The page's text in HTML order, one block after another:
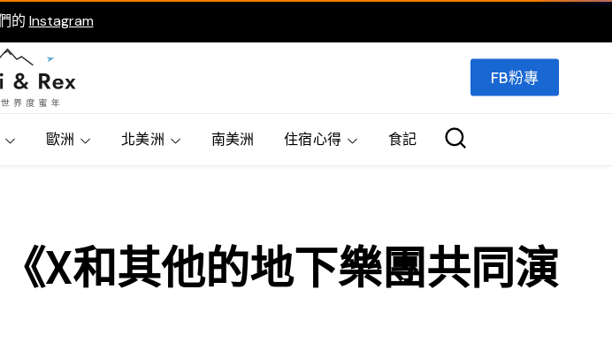
的 Instagram
FB粉專
歐洲 北美洲 南美洲 住宿心得 食記
X和其他的地下樂團共同演